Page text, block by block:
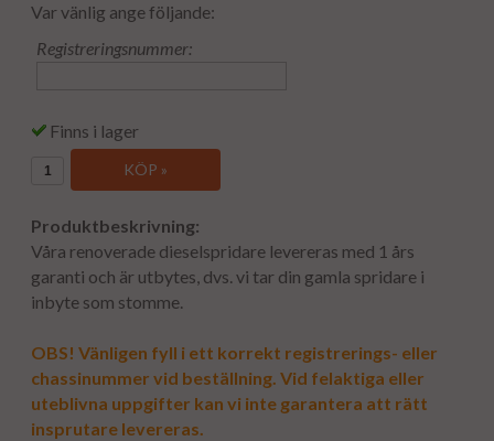
Var vänlig ange följande:
Registreringsnummer:
Finns i lager
KÖP »
Produktbeskrivning:
Våra renoverade dieselspridare levereras med 1 års
garanti och är utbytes, dvs. vi tar din gamla spridare i
inbyte som stomme.
OBS! Vänligen fyll i ett korrekt registrerings- eller
chassinummer vid beställning. Vid felaktiga eller
uteblivna uppgifter kan vi inte garantera att rätt
insprutare levereras.